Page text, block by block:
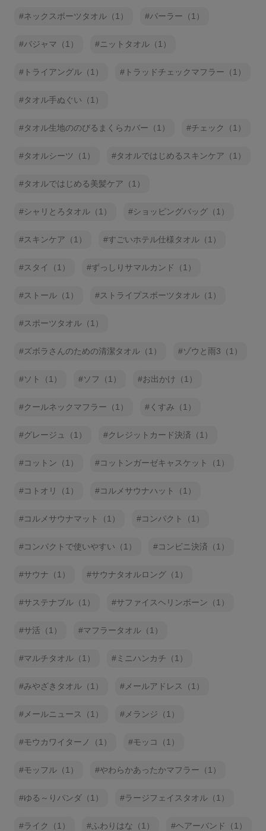
ネックスポーツタオル（1） パーラー（1）
パジャマ（1） ニットタオル（1）
トライアングル（1） トラッドチェックマフラー（1）
タオル手ぬぐい（1）
タオル生地ののびるまくらカバー（1） チェック（1）
タオルシーツ（1） タオルではじめるスキンケア（1）
タオルではじめる美髪ケア（1）
シャリとろタオル（1） ショッピングバッグ（1）
スキンケア（1） すごいホテル仕様タオル（1）
スタイ（1） ずっしりサマルカンド（1）
ストール（1） ストライプスポーツタオル（1）
スポーツタオル（1）
ズボラさんのための清潔タオル（1） ゾウと雨3（1）
ソト（1） ソフ（1） お出かけ（1）
クールネックマフラー（1） くすみ（1）
グレージュ（1） クレジットカード決済（1）
コットン（1） コットンガーゼキャスケット（1）
コトオリ（1） コルメサウナハット（1）
コルメサウナマット（1） コンパクト（1）
コンパクトで使いやすい（1） コンビニ決済（1）
サウナ（1） サウナタオルロング（1）
サステナブル（1） サファイスヘリンボーン（1）
サ活（1） マフラータオル（1）
マルチタオル（1） ミニハンカチ（1）
みやざきタオル（1） メールアドレス（1）
メールニュース（1） メランジ（1）
モウカワイターノ（1） モッコ（1）
モッフル（1） やわらかあったかマフラー（1）
ゆる～りパンダ（1） ラージフェイスタオル（1）
ライク（1） ふわりはな（1） ヘアーバンド（1）